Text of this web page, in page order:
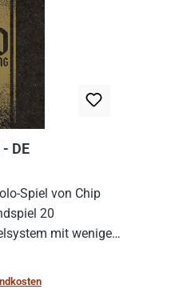
DE
Spiel von Chip
20
mit wenigen,
spielen, muss es
ergänzt werden.